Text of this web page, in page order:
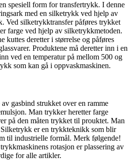
spesiell form for transfertrykk. I denne
med en silketrykk ved hjelp av
Ved silketrykktransfer påføres trykket
farge ved hjelp av silketrykkmetoden.
kuttes deretter i størrelse og påføres
Produktene må deretter inn i en
ved en temperatur på mellom 500 og
som kan gå i oppvaskmaskinen.
gasbind strukket over en ramme
Man trykker heretter farge
på den måten trykket til prouktet. Man
er en trykkteknikk som blir
til industrielle formål. Merk følgende!
rotasjon er plassering av
for alle artikler.